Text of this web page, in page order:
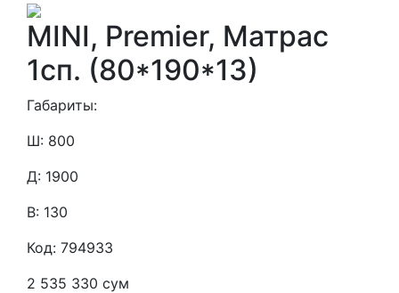
MINI, Premier, Матрас
1сп. (80*190*13)
Габариты:
Ш: 800
Д: 1900
В: 130
Код: 794933
2 535 330 сум